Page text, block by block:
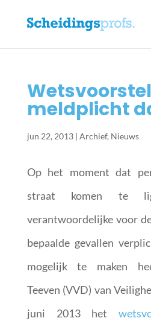
meldplicht
jun 22, 2013| Archief, Nieuws
Op het moment dat
straat komen te
verantwoordelijke voor
bepaalde gevallen
mogelijk te maken
Teeven (VVD) van
juni 2013 het